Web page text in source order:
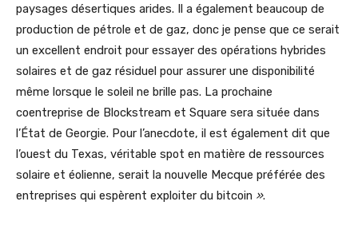
paysages désertiques arides. Il a également beaucoup de
production de pétrole et de gaz, donc je pense que ce serait
un excellent endroit pour essayer des opérations hybrides
solaires et de gaz résiduel pour assurer une disponibilité
même lorsque le soleil ne brille pas. La prochaine
coentreprise de Blockstream et Square sera située dans
l’État de Georgie. Pour l’anecdote, il est également dit que
l’ouest du Texas, véritable spot en matière de ressources
solaire et éolienne, serait la nouvelle Mecque préférée des
entreprises qui espèrent exploiter du bitcoin ».